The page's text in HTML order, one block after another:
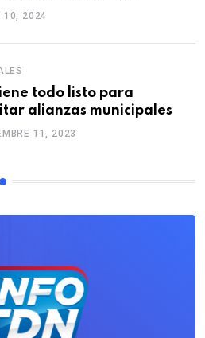
de agentes
10, 2024
todo listo para
alianzas municipales
11, 2023